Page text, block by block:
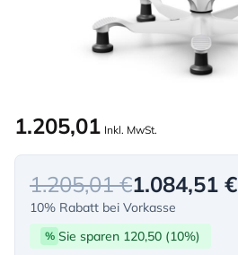
1.205,01 Inkl. MwSt.
1.205,01 €1.084,51 €
10% Rabatt bei Vorkasse
% Sie sparen 120,50 (10%)